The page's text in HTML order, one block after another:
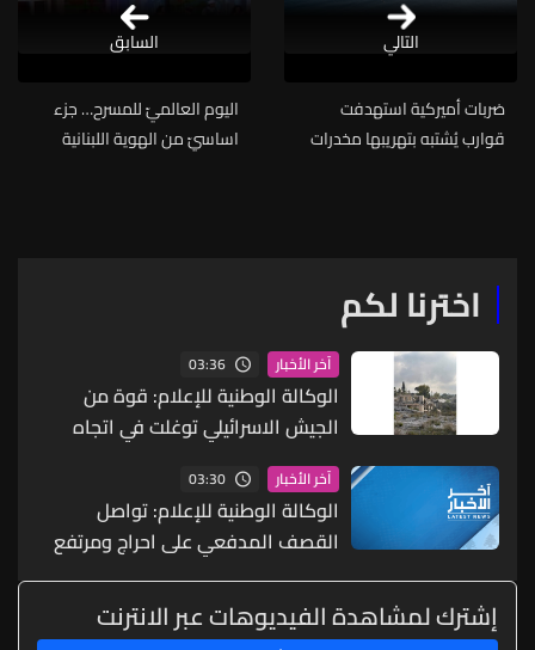
التالي
ضربات أميركية استهدفت
قوارب يُشتبه بتهريبها مخدرات
اليوم العالميّ للمسرح… جزء
اساسيّ من الهوية اللبنانية
السابق
اخترنا لكم
آخر الأخبار 03:36
الوكالة الوطنية للإعلام: قوة من
الجيش الاسرائيلي توغلت في اتجاه
بلدة زوطر الغربية ورفعت ساترا ترابيا
جديدا
آخر الأخبار 03:30
الوكالة الوطنية للإعلام: تواصل
القصف المدفعي على احراج ومرتفع
علي الطاهر
إشترك لمشاهدة الفيديوهات عبر الانترنت